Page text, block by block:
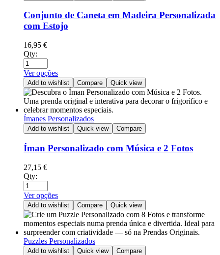
Conjunto de Caneta em Madeira Personalizada
com Estojo
16,95 €
Qty:
Ver opções
Add to wishlist Compare Quick view
Ímanes Personalizados
Add to wishlist Quick view Compare
Íman Personalizado com Música e 2 Fotos
27,15 €
Qty:
Ver opções
Add to wishlist Compare Quick view
Puzzles Personalizados
Add to wishlist Quick view Compare